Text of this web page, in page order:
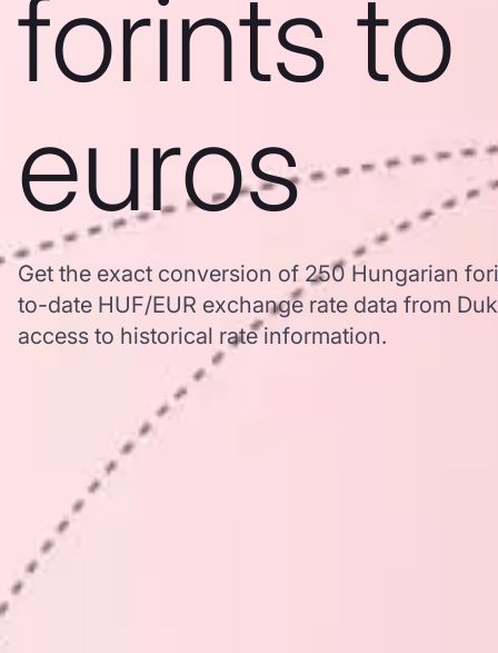
forints to
euros
Get the exact conversion of 250 Hungarian
to-date HUF/EUR exchange rate data from
access to historical rate information.